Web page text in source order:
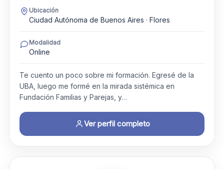
Ubicación
Ciudad Autónoma de Buenos Aires · Flores
Modalidad
Online
Te cuento un poco sobre mi formación. Egresé de la
UBA, luego me formé en la mirada sistémica en
Fundación Familias y Parejas, y…
Ver perfil completo